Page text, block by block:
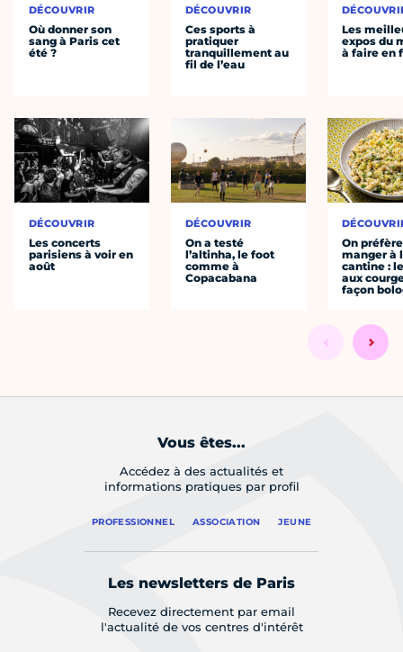
DÉCOUVRIR
Où donner son
sang à Paris cet
été ?
DÉCOUVRIR
Les concerts
parisiens à voir en
août
DÉCOUVRIR
Ces sports à
pratiquer
tranquillement au
fil de l’eau
DÉCOUVRIR
On a testé
l’altinha, le foot
comme à
Copacabana
Les
expos du
à faire en
On préfère
manger à
cantine :
aux
façon
Vous êtes...
Accédez à des actualités et
informations pratiques par profil
PROFESSIONNEL ASSOCIATION JEUNE
Les newsletters de Paris
Recevez directement par email
l'actualité de vos centres d'intérêt